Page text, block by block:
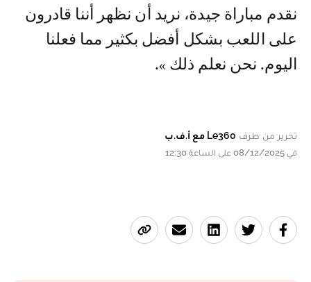
نقدم مباراة جيدة، نريد أن نظهر أننا قادرون
على اللعب بشكل أفضل بكثير مما فعلنا
اليوم. نحن نعلم ذلك ».
تحرير من طرف Le360 مع أ.ف.ب
في 08/12/2025 على الساعة 12:30